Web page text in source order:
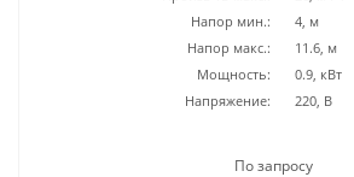
Напор мин.:
4, м
Напор макс.:
11.6, м
Мощность:
0.9, кВт
Напряжение:
220, В
По запросу